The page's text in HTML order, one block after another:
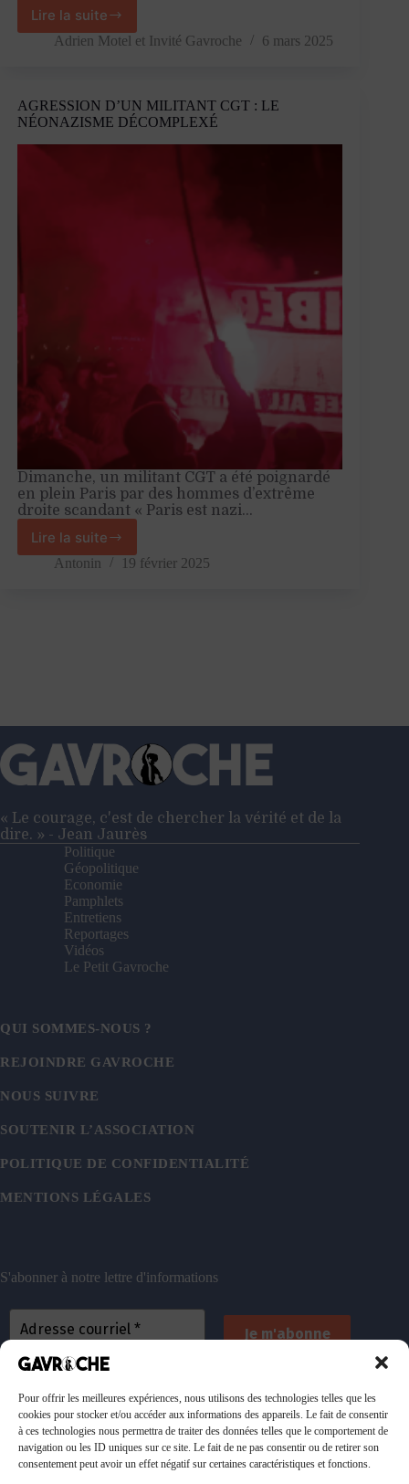
Pour offrir les meilleures expériences, nous utilisons des technologies telles que les
cookies pour stocker et/ou accéder aux informations des appareils. Le fait de consentir
à ces technologies nous permettra de traiter des données telles que le comportement de
navigation ou les ID uniques sur ce site. Le fait de ne pas consentir ou de retirer son
consentement peut avoir un effet négatif sur certaines caractéristiques et fonctions.
Lire la suite
La
fin
Adrien Motel et Invité Gavroche 6 mars 2025
AGRESSION D’UN MILITANT CGT : LE
NÉONAZISME DÉCOMPLEXÉ
Dimanche, un militant CGT a été poignardé
en plein Paris par des hommes d’extrême
droite scandant « Paris est nazi…
Lire la suite
Agression
d’un
Antonin 19 février 2025
« Le courage, c'est de chercher la vérité et de la
dire. » - Jean Jaurès
Politique
Géopolitique
Economie
Pamphlets
Entretiens
Reportages
Vidéos
Le Petit Gavroche
QUI SOMMES-NOUS ?
REJOINDRE GAVROCHE
NOUS SUIVRE
SOUTENIR L’ASSOCIATION
POLITIQUE DE CONFIDENTIALITÉ
MENTIONS LÉGALES
S'abonner à notre lettre d'informations
emails. Vous pouvez vous désinscrire à tout
moment. Consulteznotre politique de confidentialité
pour plus d’informations.